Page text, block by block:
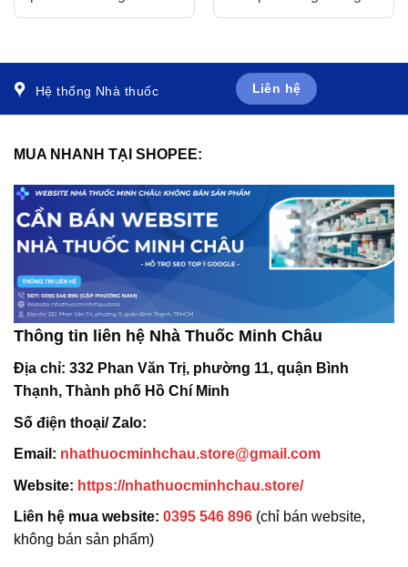
Hệ thống Nhà thuốc Liên hệ
MUA NHANH TẠI SHOPEE:
Thông tin liên hệ Nhà Thuốc Minh Châu
Địa chỉ: 332 Phan Văn Trị, phường 11, quận Bình
Thạnh, Thành phố Hồ Chí Minh
Số điện thoại/ Zalo:
Email: nhathuocminhchau.store@gmail.com
Website: https://nhathuocminhchau.store/
Liên hệ mua website: 0395 546 896 (chỉ bán website,
không bán sản phẩm)